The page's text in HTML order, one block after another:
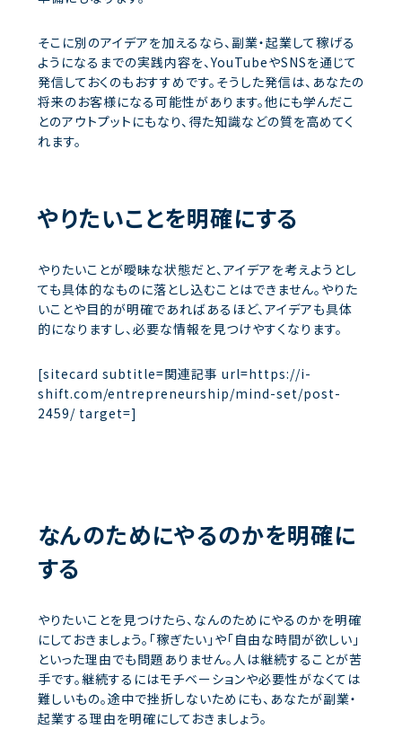
そこに別のアイデアを加えるなら、副業・起業して稼げる
ようになるまでの実践内容を、YouTubeやSNSを通じて
発信しておくのもおすすめです。そうした発信は、あなたの
将来のお客様になる可能性があります。他にも学んだこ
とのアウトプットにもなり、得た知識などの質を高めてく
れます。
やりたいことを明確にする
やりたいことが曖昧な状態だと、アイデアを考えようとし
ても具体的なものに落とし込むことはできません。やりた
いことや目的が明確であればあるほど、アイデアも具体
的になりますし、必要な情報を見つけやすくなります。
[sitecard subtitle=関連記事 url=https://i-
shift.com/entrepreneurship/mind-set/post-
2459/ target=]
なんのためにやるのかを明確に
する
やりたいことを見つけたら、なんのためにやるのかを明確
にしておきましょう。「稼ぎたい」や「自由な時間が欲しい」
といった理由でも問題ありません。人は継続することが苦
手です。継続するにはモチベーションや必要性がなくては
難しいもの。途中で挫折しないためにも、あなたが副業・
起業する理由を明確にしておきましょう。